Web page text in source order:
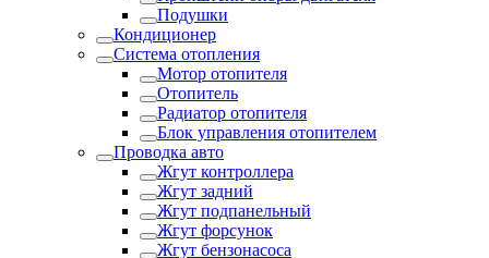
Подушки
Кондиционер
Система отопления
Мотор отопителя
Отопитель
Радиатор отопителя
Блок управления отопителем
Проводка авто
Жгут контроллера
Жгут задний
Жгут подпанельный
Жгут форсунок
Жгут бензонасоса